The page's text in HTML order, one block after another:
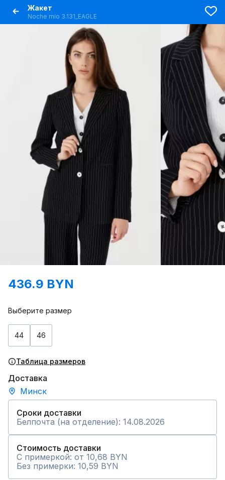
Жакет
Noche mio 3.131_EAGLE
436.9 BYN
Выберите размер
44 46
Таблица размеров
Доставка
Минск
Сроки доставки
Белпочта (на отделение): 14.08.2026
Стоимость доставки
С примеркой: от 10,68 BYN
Без примерки: 10,59 BYN